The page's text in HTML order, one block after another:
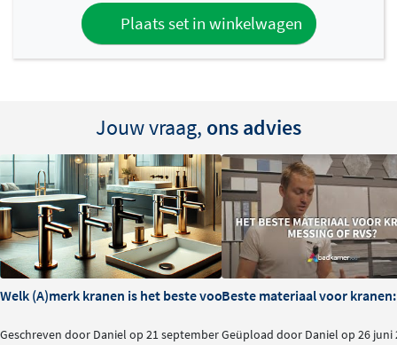
Plaats set in winkelwagen
Jouw vraag, ons advies
Welk (A)merk kranen is het beste voor je badkamer?
Geschreven door Daniel op 21 september
Beste materiaal voor kranen:
Geüpload door Daniel op 26 juni